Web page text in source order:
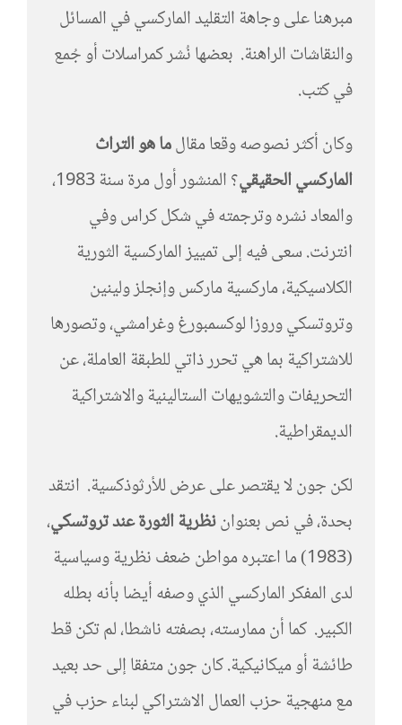
مبرهنا على وجاهة التقليد الماركسي في المسائل
والنقاشات الراهنة. بعضها نُشر كمراسلات أو جُمع
في كتب.
وكان أكثر نصوصه وقعا مقالما هو التراث
الماركسي الحقيقي
؟ المنشور أول مرة سنة 1983،
والمعاد نشره وترجمته في شكل كراس وفي
انترنت. سعى فيه إلى تمييز الماركسية الثورية
الكلاسيكية، ماركسية ماركس وإنجلز ولينين
وتروتسكي وروزا لوكسمبورغ وغرامشي، وتصورها
للاشتراكية بما هي تحرر ذاتي للطبقة العاملة، عن
التحريفات والتشويهات الستالينية والاشتراكية
الديمقراطية.
لكن جون لا يقتصر على عرض للأرثوذكسية. انتقد
بحدة، في نص بعنواننظرية الثورة عند تروتسكي،
(1983) ما اعتبره مواطن ضعف نظرية وسياسية
لدى المفكر الماركسي الذي وصفه أيضا بأنه بطله
الكبير. كما أن ممارسته، بصفته ناشطا، لم تكن قط
طائشة أو ميكانيكية. كان جون متفقا إلى حد بعيد
مع منهجية حزب العمال الاشتراكي لبناء حزب في